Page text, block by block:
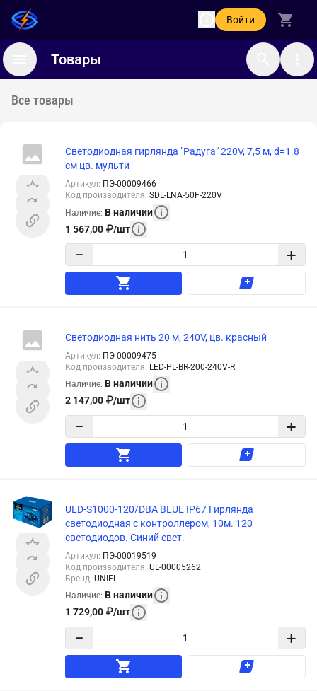
Войти
Товары
Все товары
Светодиодная гирлянда "Радуга" 220V, 7,5 м, d=1.8
см цв. мульти
Артикул: ПЭ-00009466
Код производителя: SDL-LNA-50F-220V
Наличие: В наличии
1 567,00 ₽/шт
− +
Светодиодная нить 20 м, 240V, цв. красный
Артикул: ПЭ-00009475
Код производителя: LED-PL-BR-200-240V-R
Наличие: В наличии
2 147,00 ₽/шт
− +
ULD-S1000-120/DBA BLUE IP67 Гирлянда
светодиодная с контроллером, 10м. 120
светодиодов. Синий свет.
Артикул: ПЭ-00019519
Код производителя: UL-00005262
Бренд: UNIEL
Наличие: В наличии
1 729,00 ₽/шт
− +